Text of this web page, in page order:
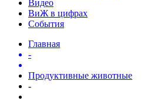
Видео
ВиЖ в цифрах
События
Главная
-
Продуктивные животные
-